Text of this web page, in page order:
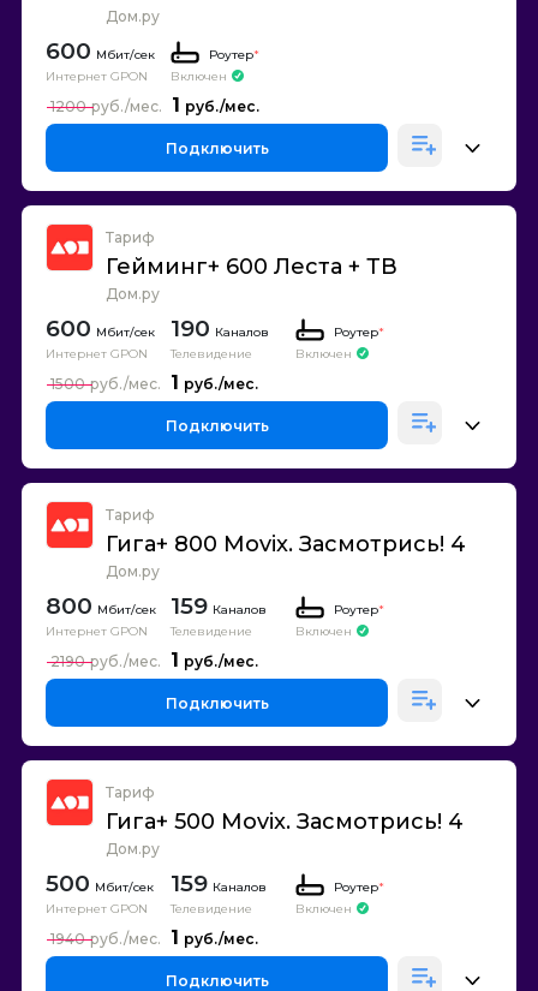
Дом.ру
600
Интернет GPON
Роутер*
Включен
1
1200
Подключить
Тариф
Гейминг+ 600 Леста + ТВ
Дом.ру
600
Интернет GPON
190 Каналов
Телевидение
Роутер*
Включен
1
1500
Подключить
Тариф
Гига+ 800 Movix. Засмотрись! 4
Дом.ру
800
Интернет GPON
159 Каналов
Телевидение
Роутер*
Включен
1
2190
Подключить
Тариф
Гига+ 500 Movix. Засмотрись! 4
Дом.ру
500
Интернет GPON
159 Каналов
Телевидение
Роутер*
Включен
1
1940
Подключить